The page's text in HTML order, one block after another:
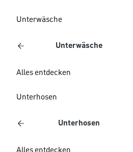
Unterwäsche
Unterwäsche
Alles entdecken
Unterhosen
Unterhosen